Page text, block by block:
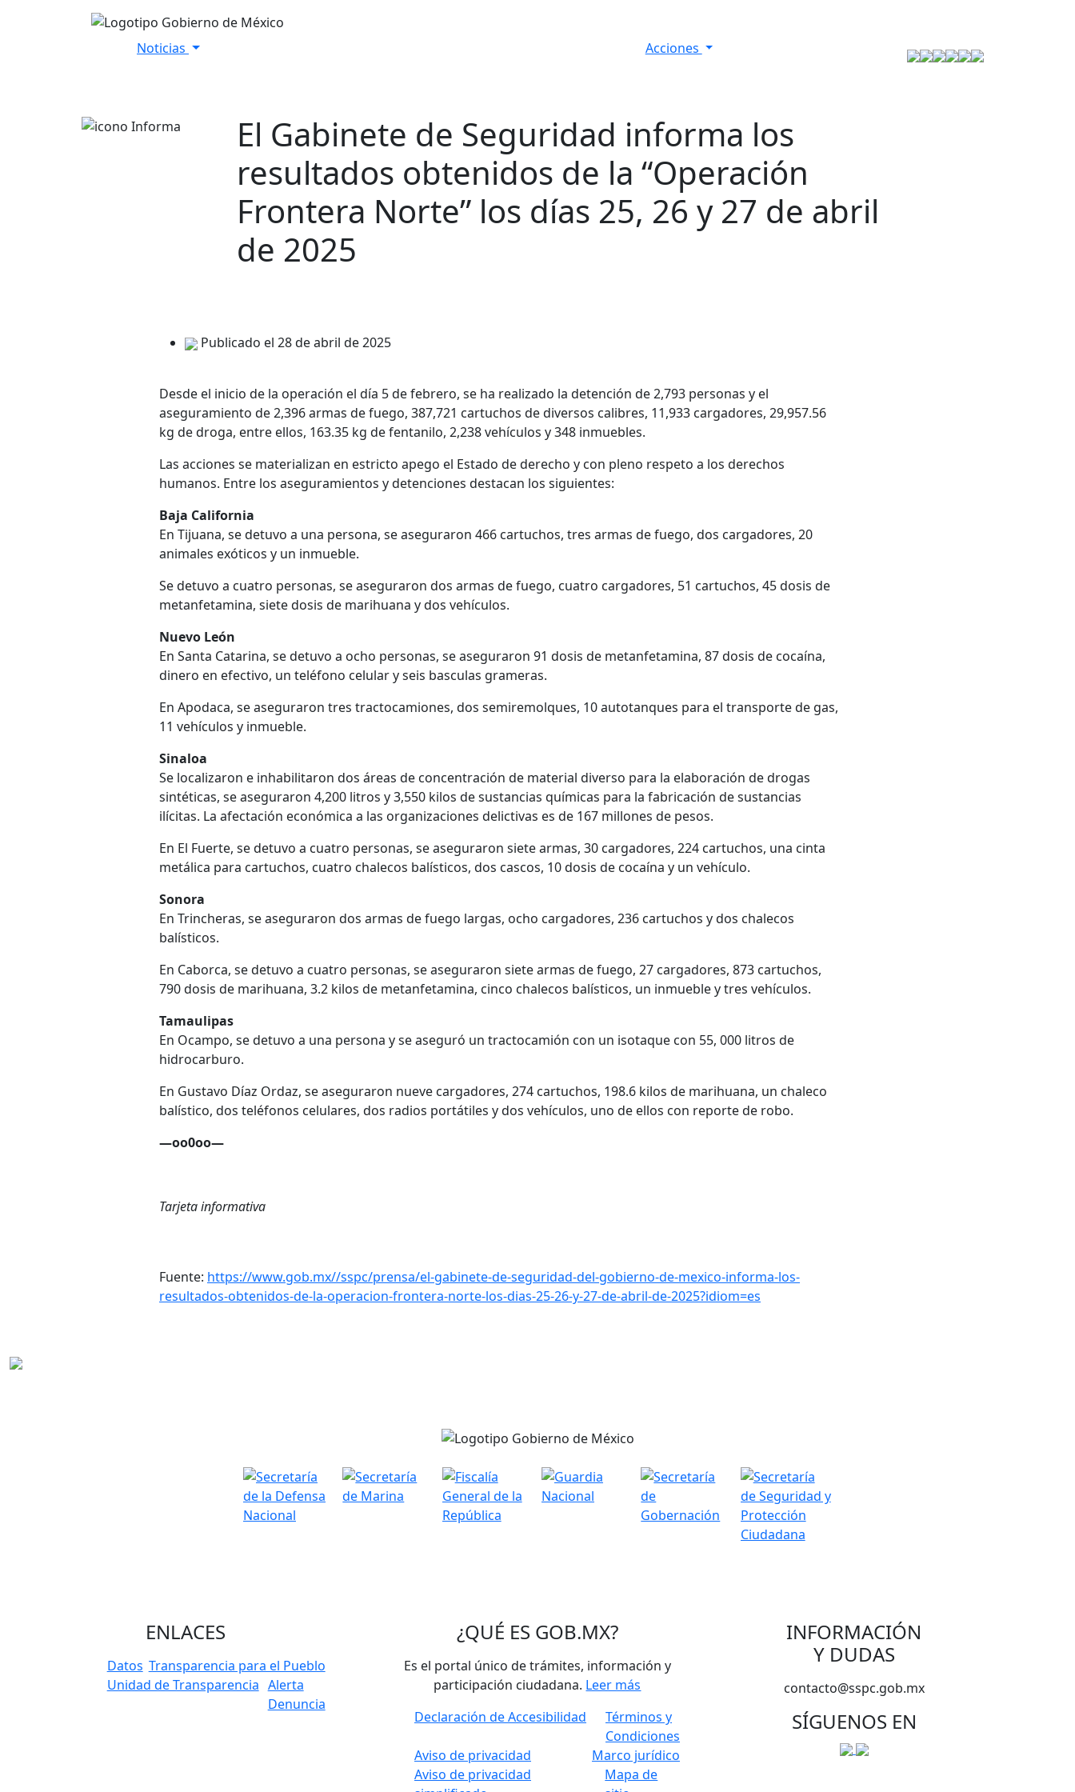
Noticias Acciones
El Gabinete de Seguridad informa los
resultados obtenidos de la “Operación
Frontera Norte” los días 25, 26 y 27 de abril
de 2025
Publicado el 28 de abril de 2025
Desde el inicio de la operación el día 5 de febrero, se ha realizado la detención de 2,793 personas y el
aseguramiento de 2,396 armas de fuego, 387,721 cartuchos de diversos calibres, 11,933 cargadores, 29,957.56
kg de droga, entre ellos, 163.35 kg de fentanilo, 2,238 vehículos y 348 inmuebles.
Las acciones se materializan en estricto apego el Estado de derecho y con pleno respeto a los derechos
humanos. Entre los aseguramientos y detenciones destacan los siguientes:
Baja California
En Tijuana, se detuvo a una persona, se aseguraron 466 cartuchos, tres armas de fuego, dos cargadores, 20
animales exóticos y un inmueble.
Se detuvo a cuatro personas, se aseguraron dos armas de fuego, cuatro cargadores, 51 cartuchos, 45 dosis de
metanfetamina, siete dosis de marihuana y dos vehículos.
Nuevo León
En Santa Catarina, se detuvo a ocho personas, se aseguraron 91 dosis de metanfetamina, 87 dosis de cocaína,
dinero en efectivo, un teléfono celular y seis basculas grameras.
En Apodaca, se aseguraron tres tractocamiones, dos semiremolques, 10 autotanques para el transporte de gas,
11 vehículos y inmueble.
Sinaloa
Se localizaron e inhabilitaron dos áreas de concentración de material diverso para la elaboración de drogas
sintéticas, se aseguraron 4,200 litros y 3,550 kilos de sustancias químicas para la fabricación de sustancias
ilícitas. La afectación económica a las organizaciones delictivas es de 167 millones de pesos.
En El Fuerte, se detuvo a cuatro personas, se aseguraron siete armas, 30 cargadores, 224 cartuchos, una cinta
metálica para cartuchos, cuatro chalecos balísticos, dos cascos, 10 dosis de cocaína y un vehículo.
Sonora
En Trincheras, se aseguraron dos armas de fuego largas, ocho cargadores, 236 cartuchos y dos chalecos
balísticos.
En Caborca, se detuvo a cuatro personas, se aseguraron siete armas de fuego, 27 cargadores, 873 cartuchos,
790 dosis de marihuana, 3.2 kilos de metanfetamina, cinco chalecos balísticos, un inmueble y tres vehículos.
Tamaulipas
En Ocampo, se detuvo a una persona y se aseguró un tractocamión con un isotaque con 55, 000 litros de
hidrocarburo.
En Gustavo Díaz Ordaz, se aseguraron nueve cargadores, 274 cartuchos, 198.6 kilos de marihuana, un chaleco
balístico, dos teléfonos celulares, dos radios portátiles y dos vehículos, uno de ellos con reporte de robo.
—oo0oo—
Tarjeta informativa
Fuente: https://www.gob.mx//sspc/prensa/el-gabinete-de-seguridad-del-gobierno-de-mexico-informa-los-
resultados-obtenidos-de-la-operacion-frontera-norte-los-dias-25-26-y-27-de-abril-de-2025?idiom=es
ENLACES
Datos Transparencia para el Pueblo
Unidad de Transparencia Alerta
Denuncia
¿QUÉ ES GOB.MX?
Es el portal único de trámites, información y
participación ciudadana. Leer más
Declaración de Accesibilidad
Términos y
Condiciones
Aviso de privacidad
Marco jurídico
Aviso de privacidad
Mapa de
INFORMACIÓN
Y DUDAS
contacto@sspc.gob.mx
SÍGUENOS EN